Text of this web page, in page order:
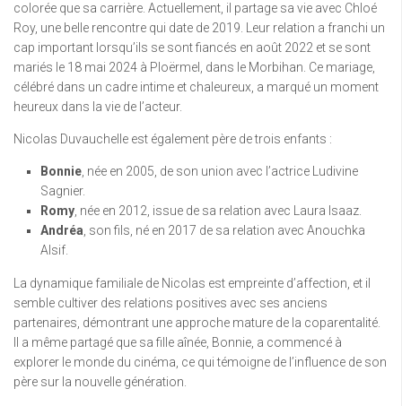
colorée que sa carrière. Actuellement, il partage sa vie avec Chloé
Roy, une belle rencontre qui date de 2019. Leur relation a franchi un
cap important lorsqu’ils se sont fiancés en août 2022 et se sont
mariés le 18 mai 2024 à Ploërmel, dans le Morbihan. Ce mariage,
célébré dans un cadre intime et chaleureux, a marqué un moment
heureux dans la vie de l’acteur.
Nicolas Duvauchelle est également père de trois enfants :
Bonnie, née en 2005, de son union avec l’actrice Ludivine
Sagnier.
Romy, née en 2012, issue de sa relation avec Laura Isaaz.
Andréa, son fils, né en 2017 de sa relation avec Anouchka
Alsif.
La dynamique familiale de Nicolas est empreinte d’affection, et il
semble cultiver des relations positives avec ses anciens
partenaires, démontrant une approche mature de la coparentalité.
Il a même partagé que sa fille aînée, Bonnie, a commencé à
explorer le monde du cinéma, ce qui témoigne de l’influence de son
père sur la nouvelle génération.